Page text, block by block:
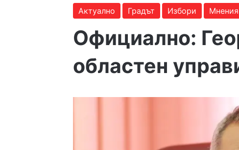
Актуално Градът Избори Мнения
Официално:
областен